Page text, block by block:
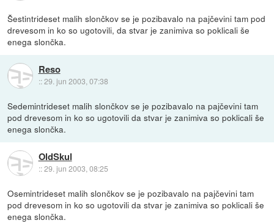
Šestintrideset malih slončkov se je pozibavalo na pajčevini tam pod
drevesom in ko so ugotovili, da stvar je zanimiva so poklicali še
enega slončka.
Reso
::29. jun 2003, 07:38
Sedemintrideset malih slončkov se je pozibavalo na pajčevini tam
pod drevesom in ko so ugotovili da stvar je zanimiva so poklicali še
enega slončka.
OldSkul
::29. jun 2003, 08:25
Osemintrideset malih slončkov se je pozibavalo na pajčevini tam
pod drevesom in ko so ugotovili da stvar je zanimiva so poklicali še
enega slončka.